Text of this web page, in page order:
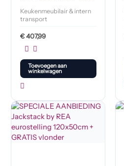
Keukenmeubilair & intern
transport
€407,99
Toevoegen aan
winkelwagen